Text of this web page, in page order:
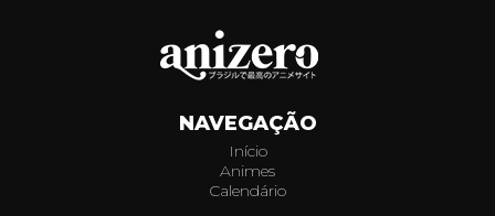
NAVEGAÇÃO
Início
Animes
Calendário